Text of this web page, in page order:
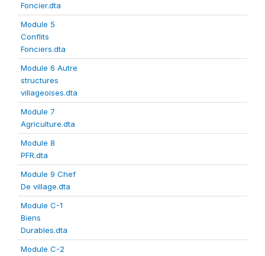
Foncier.dta
Module 5
Conflits
Fonciers.dta
Module 6 Autre
structures
villageoises.dta
Module 7
Agriculture.dta
Module 8
PFR.dta
Module 9 Chef
De village.dta
Module C-1
Biens
Durables.dta
Module C-2